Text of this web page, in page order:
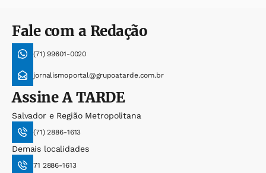
Fale com a Redação
(71) 99601-0020
jornalismoportal@grupoatarde.com.br
AssineA TARDE
Salvador e Região Metropolitana
(71) 2886-1613
Demais localidades
71 2886-1613